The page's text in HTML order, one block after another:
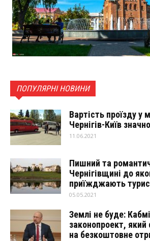
ПОПУЛЯРНІ НОВИНИ
Вартість проїзду у
Чернігів-Київ
11.06.2021
Пишний та
Чернігівщині до
приїжджають
05.05.2021
Землі не буде:
законопроект, який
на безкоштовне